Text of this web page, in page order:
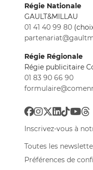
Régie Nationale
GAULT&MILLAU
01 41 40 99 80
Régie Régionale
Régie publicitaire
01 83 90 66 90
Inscrivez-vous à
Toutes les
Préférences de